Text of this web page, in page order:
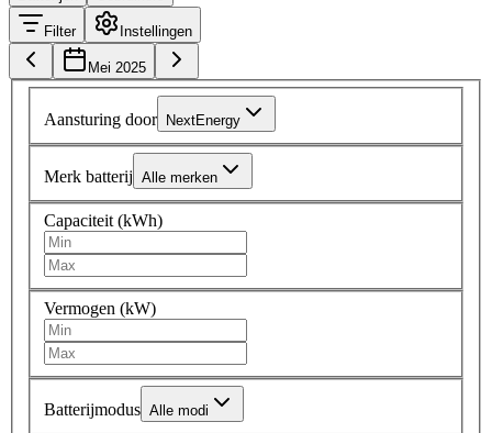
Filter Instellingen
Mei 2025
Aansturing door NextEnergy
Merk batterij Alle merken
Capaciteit (kWh)
Vermogen (kW)
Batterijmodus Alle modi